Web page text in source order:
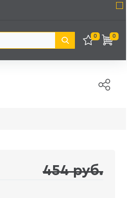
0 0
454 руб.